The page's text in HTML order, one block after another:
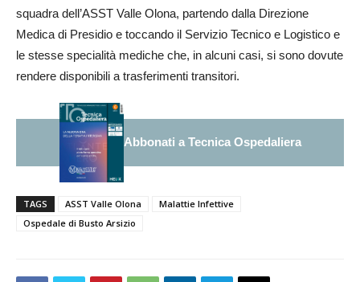
squadra dell’ASST Valle Olona, partendo dalla Direzione
Medica di Presidio e toccando il Servizio Tecnico e Logistico e
le stesse specialità mediche che, in alcuni casi, si sono dovute
rendere disponibili a trasferimenti transitori.
Abbonati a Tecnica Ospedaliera
TAGS ASST Valle Olona
Malattie Infettive
Ospedale di Busto Arsizio